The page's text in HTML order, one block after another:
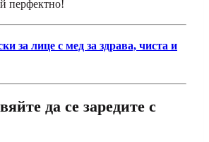
перфектно!
за лице с мед за здрава, чиста и
да се заредите с